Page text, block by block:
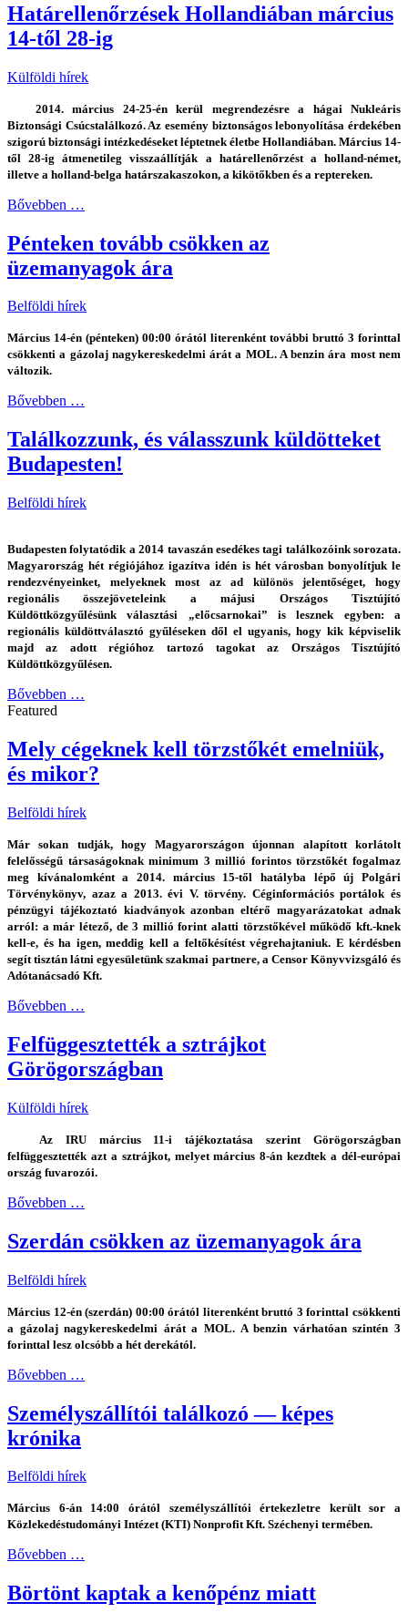
Határellenőrzések Hollandiában március
14-től 28-ig
Külföldi hírek
2014. március 24-25-én kerül megrendezésre a hágai Nukleáris
Biztonsági Csúcstalálkozó. Az esemény biztonságos lebonyolítása érdekében
szigorú biztonsági intézkedéseket léptetnek életbe Hollandiában. Március 14-
től 28-ig átmenetileg visszaállítják a határellenőrzést a holland-német,
illetve a holland-belga határszakaszokon, a kikötőkben és a reptereken.
Bővebben …
Pénteken tovább csökken az
üzemanyagok ára
Belföldi hírek
Március 14-én (pénteken) 00:00 órától literenként további bruttó 3 forinttal
csökkenti a gázolaj nagykereskedelmi árát a MOL. A benzin ára most nem
változik.
Bővebben …
Találkozzunk, és válasszunk küldötteket
Budapesten!
Belföldi hírek
Budapesten folytatódik a 2014 tavaszán esedékes tagi találkozóink sorozata.
Magyarország hét régiójához igazítva idén is hét városban bonyolítjuk le
rendezvényeinket, melyeknek most az ad különös jelentőséget, hogy
regionális összejöveteleink a májusi Országos Tisztújító
Küldöttközgyűlésünk választási „előcsarnokai” is lesznek egyben: a
regionális küldöttválasztó gyűléseken dől el ugyanis, hogy kik képviselik
majd az adott régióhoz tartozó tagokat az Országos Tisztújító
Küldöttközgyűlésen.
Bővebben …
Featured
Mely cégeknek kell törzstőkét emelniük,
és mikor?
Belföldi hírek
Már sokan tudják, hogy Magyarországon újonnan alapított korlátolt
felelősségű társaságoknak minimum 3 millió forintos törzstőkét fogalmaz
meg kívánalomként a 2014. március 15-től hatályba lépő új Polgári
Törvénykönyv, azaz a 2013. évi V. törvény. Céginformációs portálok és
pénzügyi tájékoztató kiadványok azonban eltérő magyarázatokat adnak
arról: a már létező, de 3 millió forint alatti törzstőkével működő kft.-knek
kell-e, és ha igen, meddig kell a feltőkésítést végrehajtaniuk. E kérdésben
segít tisztán látni egyesületünk szakmai partnere, a Censor Könyvvizsgáló és
Adótanácsadó Kft.
Bővebben …
Felfüggesztették a sztrájkot
Görögországban
Külföldi hírek
Az IRU március 11-i tájékoztatása szerint Görögországban
felfüggesztették azt a sztrájkot, melyet március 8-án kezdtek a dél-európai
ország fuvarozói.
Bővebben …
Szerdán csökken az üzemanyagok ára
Belföldi hírek
Március 12-én (szerdán) 00:00 órától literenként bruttó 3 forinttal csökkenti
a gázolaj nagykereskedelmi árát a MOL. A benzin várhatóan szintén 3
forinttal lesz olcsóbb a hét derekától.
Bővebben …
Személyszállítói találkozó — képes
krónika
Belföldi hírek
Március 6-án 14:00 órától személyszállítói értekezletre került sor a
Közlekedéstudományi Intézet (KTI) Nonprofit Kft. Széchenyi termében.
Bővebben …
Börtönt kaptak a kenőpénz miatt